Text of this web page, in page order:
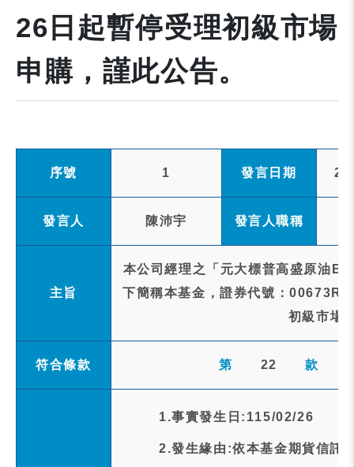
26日起暫停受理初級市場
申購，謹此公告。
序號 1 發言日期
發言人 陳沛宇 發言人職稱
主旨
本公司經理之「元大標普高盛原油
下簡稱本基金，證券代號：
初級市場
符合條款 第 22 款
1.事實發生日:115/02/26
2.發生緣由:依本基金期貨信託